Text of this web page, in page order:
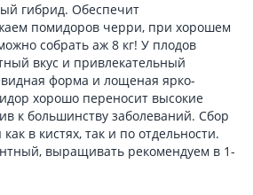
гибрид. Обеспечит
помидоров черри, при хорошем
собрать аж 8 кг! У плодов
вкус и привлекательный
форма и лощеная ярко-
хорошо переносит высокие
к большинству заболеваний. Сбор
в кистях, так и по отдельности.
выращивать рекомендуем в 1-